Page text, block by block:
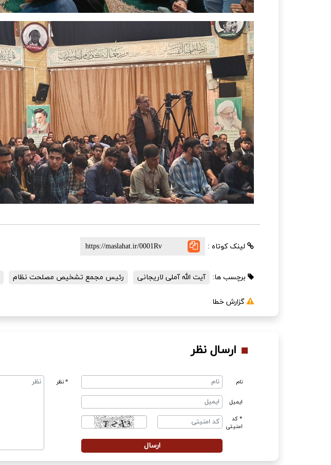
لینک کوتاه :
برچسب ها: آیت الله آملی لاریجانی رئیس مجمع تشخیص مصلحت نظام
گزارش خطا
ارسال نظر
نام
ایمیل
* کد
امنیتی
* نظر